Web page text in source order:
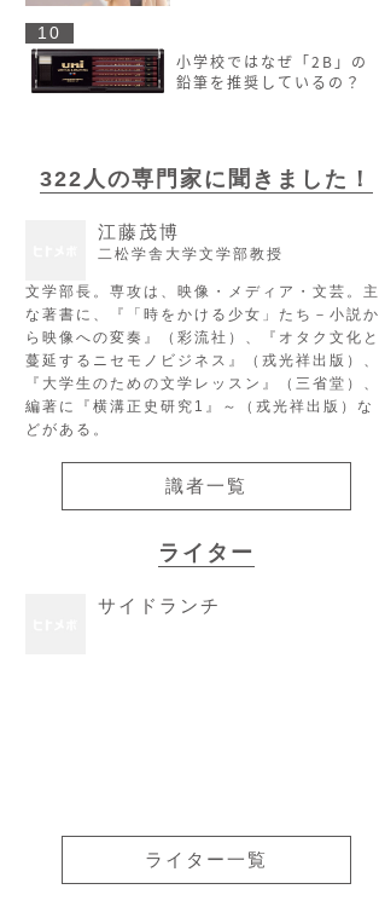
10
小学校ではなぜ「2B」の
鉛筆を推奨しているの？
322人の専門家に聞きました！
江藤茂博
二松学舎大学文学部教授
文学部長。専攻は、映像・メディア・文芸。主
な著書に、『「時をかける少女」たち－小説か
ら映像への変奏』（彩流社）、『オタク文化と
蔓延するニセモノビジネス』（戎光祥出版）、
『大学生のための文学レッスン』（三省堂）、
編著に『横溝正史研究1』～（戎光祥出版）な
どがある。
識者一覧
ライター
サイドランチ
ライター一覧